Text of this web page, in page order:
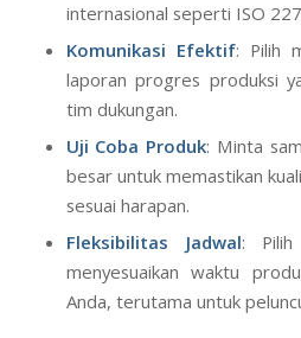
internasional seperti ISO
Komunikasi Efektif: Pilih
laporan progres produksi
tim dukungan.
Uji Coba Produk: Minta
besar untuk memastikan
sesuai harapan.
Fleksibilitas Jadwal:
menyesuaikan waktu
Anda, terutama untuk